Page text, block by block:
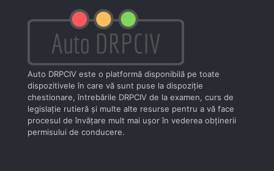
Auto DRPCIV este o platformă disponibilă pe toate
dispozitivele în care vă sunt puse la dispoziţie
chestionare, întrebările DRPCIV de la examen, curs de
legislaţie rutieră şi multe alte resurse pentru a vă face
procesul de învăţare mult mai uşor în vederea obţinerii
permisului de conducere.